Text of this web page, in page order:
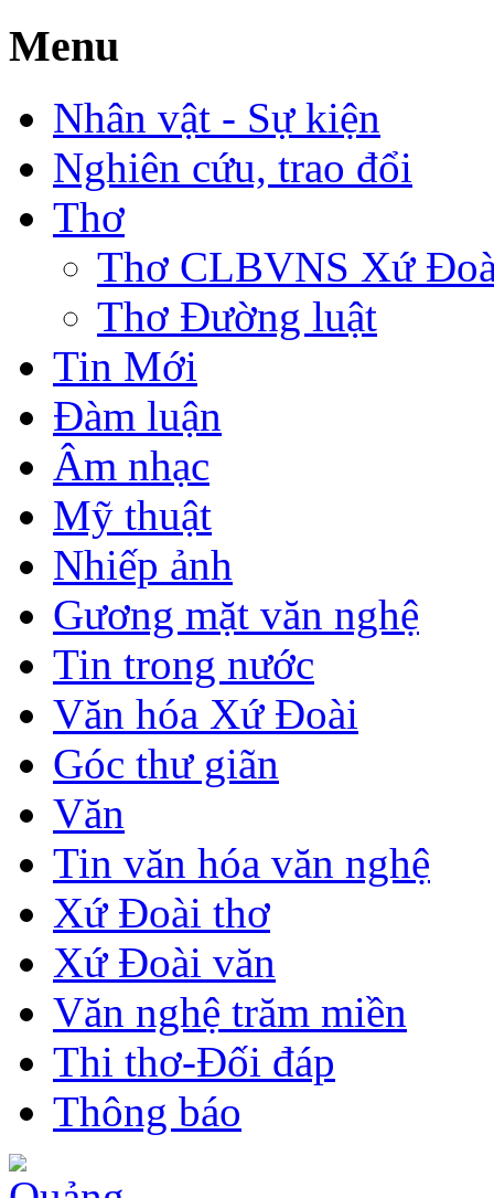
Menu
Nhân vật - Sự kiện
Nghiên cứu, trao đổi
Thơ
Thơ CLBVNS Xứ
Thơ Đường luật
Tin Mới
Đàm luận
Âm nhạc
Mỹ thuật
Nhiếp ảnh
Gương mặt văn nghệ
Tin trong nước
Văn hóa Xứ Đoài
Góc thư giãn
Văn
Tin văn hóa văn nghệ
Xứ Đoài thơ
Xứ Đoài văn
Văn nghệ trăm miền
Thi thơ-Đối đáp
Thông báo